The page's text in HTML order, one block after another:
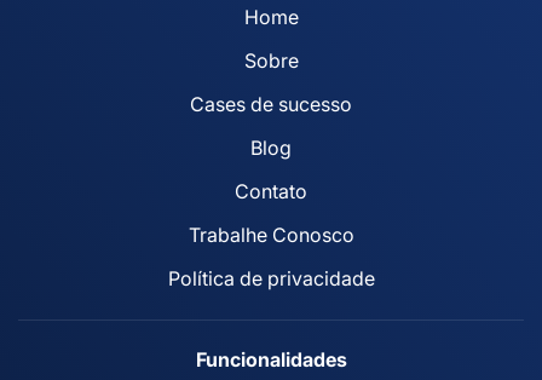
Home
Sobre
Cases de sucesso
Blog
Contato
Trabalhe Conosco
Política de privacidade
Funcionalidades